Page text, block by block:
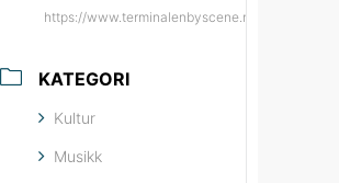
https://www.terminalenbyscene.no/
KATEGORI
Kultur
Musikk